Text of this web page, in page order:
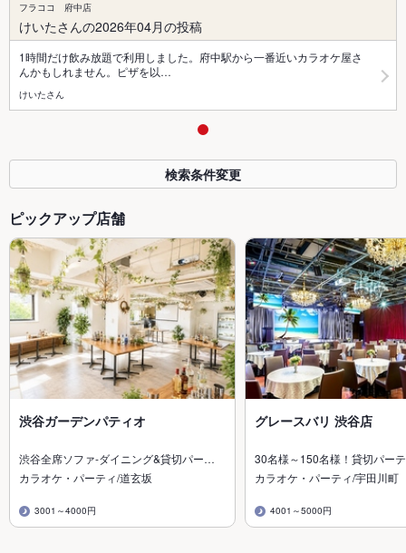
フラココ 府中店
けいたさんの2026年04月の投稿
1時間だけ飲み放題で利用しました。府中駅から一番近いカラオケ屋さ
んかもしれません。ピザを以…
けいたさん
検索条件変更
ピックアップ店舗
渋谷ガーデンパティオ
渋谷全席ソファ-ダイニング&貸切パー…
カラオケ・パーティ/道玄坂
3001～4000円
グレースバリ 渋谷店
30名様～150名様！貸切パー
カラオケ・パーティ/宇田川町
4001～5000円